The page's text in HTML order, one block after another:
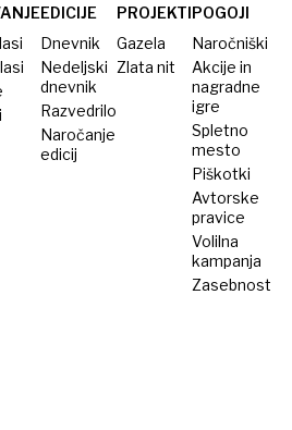
EDICIJE
Dnevnik
Nedeljski
dnevnik
Razvedrilo
Naročanje
edicij
PROJEKTI
Gazela
Zlata nit
POGOJI
Naročniški
Akcije in
nagradne
igre
Spletno
mesto
Piškotki
Avtorske
pravice
Volilna
kampanja
Zasebnost